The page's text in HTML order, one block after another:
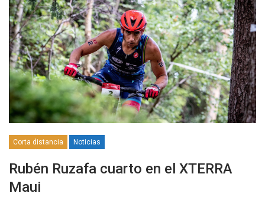
Corta distancia Noticias
Rubén Ruzafa cuarto en el XTERRA
Maui